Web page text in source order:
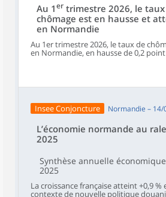
Au 1er trimestre 2026, le taux
chômage est en hausse et
en Normandie
Au 1er trimestre 2026, le taux de
en Normandie, en hausse de 0,2
reste inférieur à celui de la France
tandis que la Seine-Maritime
atteint 0,6 point en Normandie, un
moyenne métropolitaine. Cette
Vire Normandie, Cherbourg-en-
Insee Conjoncture Normandie –
L’économie normande au
2025
Synthèse annuelle
2025
La croissance française atteint +0,9 %
contexte de nouvelle politique